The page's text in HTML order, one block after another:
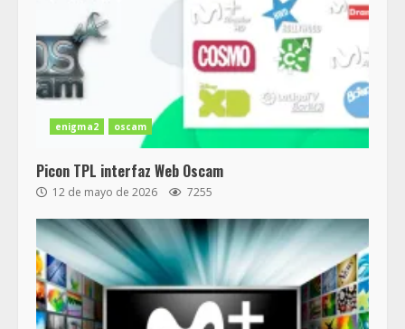
enigma2 oscam
Picon TPL interfaz Web Oscam
12 de mayo de 2026 7255